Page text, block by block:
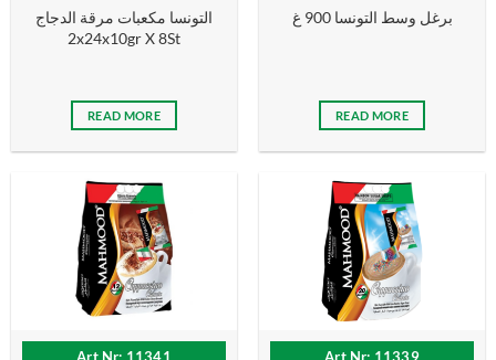
التونسا مكعبات مرقة الدجاج
2x24x10gr X 8St
READ MORE
برغل وسط التونسا 900 غ
READ MORE